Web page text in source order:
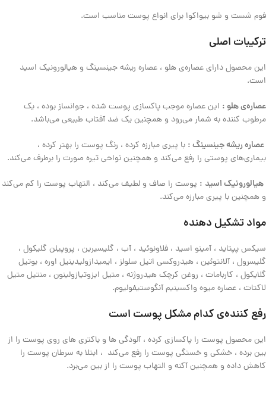
فوم شست و شو بیواکوا برای انواع پوست مناسب است.
ترکیبات اصلی
این محصول دارای عصاره‌ی هلو ، عصاره ریشه جینسینگ و هیالورونیک اسید
است.
عصاره‌یهلو : این عصاره موجب پاکسازی پوست شده ، جوانساز بوده ، یک
مرطوب کننده به شمار می‌رود و همچنین یک ضد آفتاب طبیعی می‌باشد.
عصارهریشهجینسینگ: با پیری مبارزه کرده ، رنگ پوست را بهتر کرده ،
بیماری‌های پوستی را رفع می‌کند و همچنین نواحی تیره صورت را برطرف می‌کند.
هیالورونیکاسید : پوست را صاف و لطیف می‌کند ، التهاب پوست را کم می‌کند
و همچنین با پیری مبارزه می‌کند.
موادتشکیل دهنده
سیکس پپتاید ، آمینو اسید ، فلاونوئید ، آب ، گلیسیرین ، پروپیلن گلیکول ،
گلیسرول ، آلانتوئین ، هیدروکسی اتیل سلولز ، ایمیدازولیدینیل اوره ، بوتیل
گلایکول ، کاربامات ، روغن کرچک هیدروژنه ، متیل ایزوتیازولینون ، منتیل متیل
لاکتات ، عصاره میوه واکسینیم آنگوستیفولیوم.
رفع کننده‌ی کداممشکل پوست است
این محصول پوست را پاکسازی کرده ، آلودگی ها و باکتری های روی پوست را از
بین برده ، خشکی و خستگی پوست را رفع می‌کند ، ابتلا به سرطان پوست را
کاهش داده و همچنین آکنه و التهاب پوست را از بین می‌برد.